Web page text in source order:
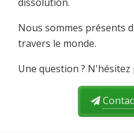
Nous sommes présents
travers le monde.
Une question ? N'hésitez